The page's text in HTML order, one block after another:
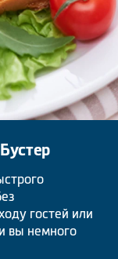
гостей или
вы немного